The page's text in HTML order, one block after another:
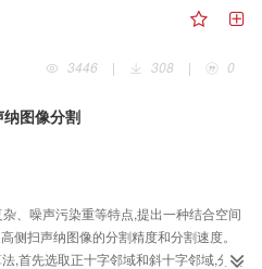
考虑了人类视觉系统对视频图像的空域活
和亮度的感知特性,然后以编码树单元为
后根据拉格朗日乘子与量化参数之间的
参考软件相比,本文算法明显提高了
高能节省9.0%的码率。与代表性文献算
化策略能够根据图像不同的视觉特性自
日乘子,在保持编码质量基本不变的情况
。
3446
| 308 | 0
图像分割
、噪声污染重等特点,提出一种结合空间
侧扫声纳图像的分割精度和分割速度。
,首先选取正十字邻域和斜十字邻域,分别